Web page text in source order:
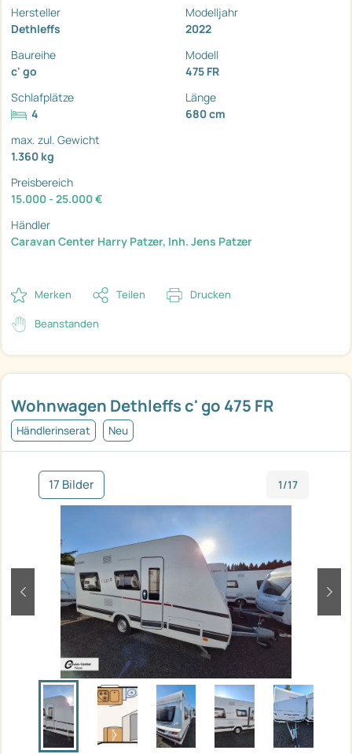
Wohnwagen Dethleffs c' go 475 FR
Händlerinserat Neu
17 Bilder 1/17
zurück
Hersteller
Dethleffs
Modelljahr
2022
Baureihe
c' go
Modell
475 FR
Schlafplätze
4
Länge
680 cm
max. zul. Gewicht
1.360 kg
Preisbereich
15.000 - 25.000 €
Händler
Caravan Center Harry Patzer, Inh. Jens Patzer
Merken Teilen Drucken
Beanstanden